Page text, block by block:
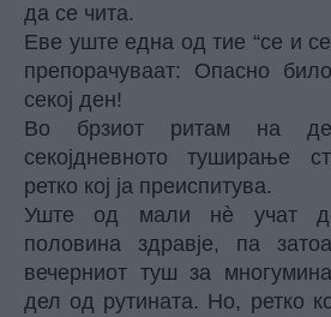
да се чита.
Еве уште една од тие “се и
препорачуваат: Опасно
секој ден!
Во брзиот ритам на
секојдневното туширање
ретко кој ја преиспитува.
Уште од мали нè учат
половина здравје, па
вечерниот туш за
дел од рутината. Но, ретко